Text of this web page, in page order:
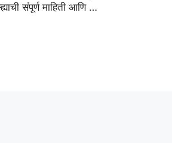
संपूर्ण माहिती आणि …